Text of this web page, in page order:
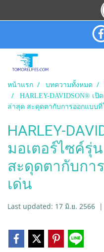
หน้าแรก บทความทั้งหมด
HARLEY-DAVIDSON® เ
ล่าสุด สะดุดตากับการออกแบบที่
HARLEY-
มอเตอร์ไซค์รุ่
สะดุดตากับกา
เด่น
Last updated: 17 มิ.ย. 2566 |